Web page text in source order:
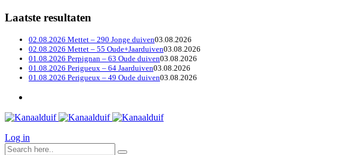
Laatste resultaten
02.08.2026 Mettet – 290 Jonge duiven03.08.2026
02.08.2026 Mettet – 55 Oude+Jaarduiven03.08.2026
01.08.2026 Perpignan – 63 Oude duiven03.08.2026
01.08.2026 Perigueux – 64 Jaarduiven03.08.2026
01.08.2026 Perigueux – 49 Oude duiven03.08.2026
Log in